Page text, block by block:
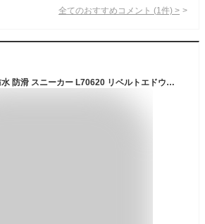
全てのおすすめコメント (1 件) >
[エドウィン] EDWIN 防水 防滑 スニーカー L70620 リベルトエドウィン メンズ アウトドアシューズ 雪国 靴 LIBERTO ブラック 26.0cm